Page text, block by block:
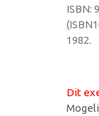
ISBN:
1982.
Dit